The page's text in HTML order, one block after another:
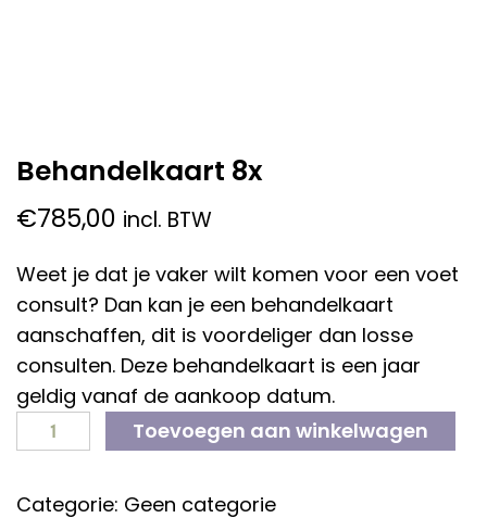
Behandelkaart 8x
€785,00 incl. BTW
Weet je dat je vaker wilt komen voor een voet
consult? Dan kan je een behandelkaart
aanschaffen, dit is voordeliger dan losse
consulten. Deze behandelkaart is een jaar
geldig vanaf de aankoop datum.
BEHANDELKAARTToevoegen aan winkelwagen
Categorie: Geen categorie